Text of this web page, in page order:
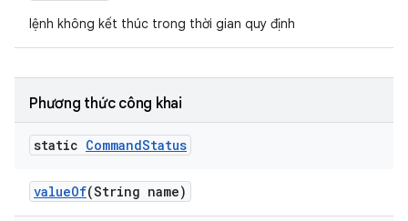
lệnh không kết thúc trong thời gian quy định
Phương thức công khai
static CommandStatus
valueOf(String name)